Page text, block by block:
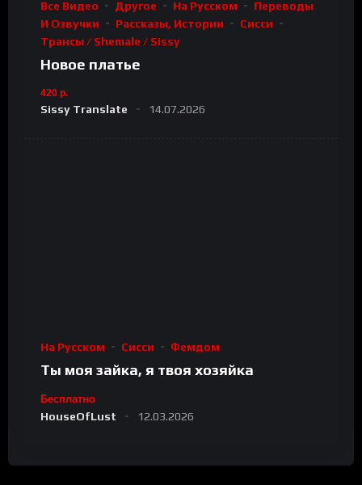
Все Видео Другое На Русском
Переводы
И Озвучки
Рассказы, Истории
Сисси
Трансы / Shemale / Sissy
Новое платье
420 р.
Sissy Translate 14.07.2026
На Русском Сисси Фемдом
Ты моя зайка, я твоя хозяйка
Бесплатно
HouseOfLust 12.03.2026